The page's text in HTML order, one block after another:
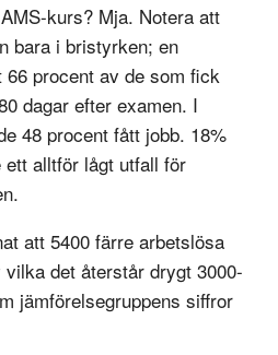
kurs? Mja. Notera att
bara i bristyrken; en
procent av de som fick
dagar efter examen. I
48 procent fått jobb. 18%
alltför lågt utfall för
att 5400 färre arbetslösa
det återstår drygt 3000-
jämförelsegruppens siffror